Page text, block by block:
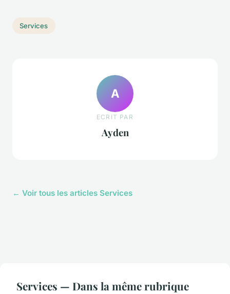
Services
A
ECRIT PAR
Ayden
← Voir tous les articles Services
Services — Dans la même rubrique